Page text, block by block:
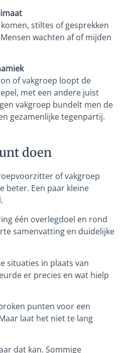
stiltes of gesprekken
wachten af of mijden
of vakgroep loopt de
met een andere juist
vakgroep bundelt men de
gezamenlijke tegenpartij.
doen
of vakgroep
beter. Een paar kleine
één overlegdoel en rond
samenvatting en duidelijke
situaties in plaats van
er precies en wat hielp
punten voor een
laat het niet te lang
dat kan. Sommige